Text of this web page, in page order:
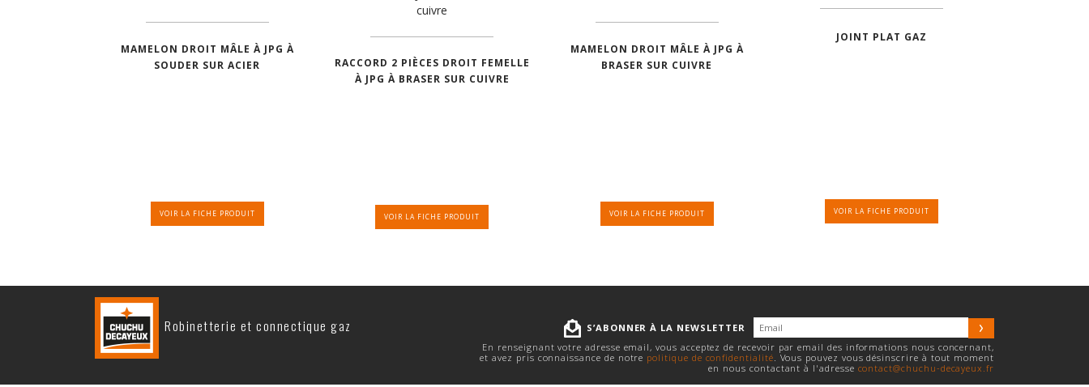
MAMELON DROIT MÂLE À JPG À
SOUDER SUR ACIER
VOIR LA FICHE PRODUIT
RACCORD 2 PIÈCES DROIT FEMELLE
À JPG À BRASER SUR CUIVRE
VOIR LA FICHE PRODUIT
MAMELON DROIT MÂLE À JPG À
BRASER SUR CUIVRE
VOIR LA FICHE PRODUIT
JOINT PLAT GAZ
VOIR LA FICHE PRODUIT
Robinetterie et connectique gaz
S’ABONNER À LA NEWSLETTER
En renseignant votre adresse email, vous acceptez de recevoir par email des informations nous concernant,
et avez pris connaissance de notre politique de confidentialité . Vous pouvez vous désinscrire à tout moment
en nous contactant à l'adresse contact@chuchu-decayeux.fr